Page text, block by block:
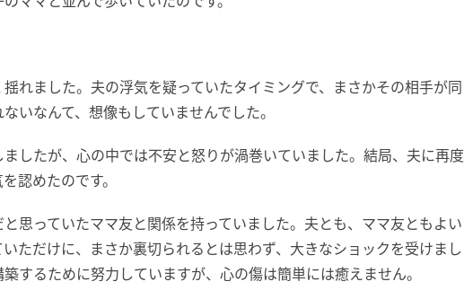
れました。夫の浮気を疑っていたタイミングで、まさかその相手が同
いなんて、想像もしていませんでした。
したが、心の中では不安と怒りが渦巻いていました。結局、夫に再度
認めたのです。
思っていたママ友と関係を持っていました。夫とも、ママ友ともよい
ただけに、まさか裏切られるとは思わず、大きなショックを受けまし
するために努力していますが、心の傷は簡単には癒えません。